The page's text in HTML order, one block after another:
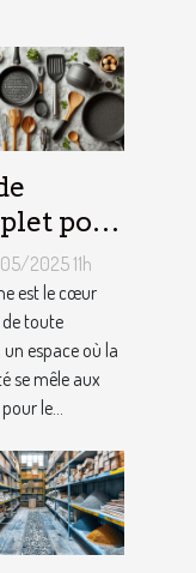
pour
le
2025 11h
est le cœur
toute
espace où la
se mêle aux
le...